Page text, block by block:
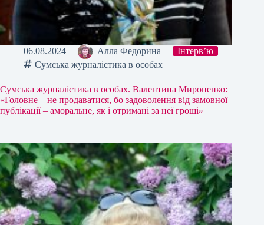
06.08.2024 Алла Федорина
Інтерв’ю
Сумська журналістика в особах
Сумська журналістика в особах. Валентина Мироненко:
«Головне – не продаватися, бо задоволення від замовної
публікації – аморальне, як і отримані за неї гроші»